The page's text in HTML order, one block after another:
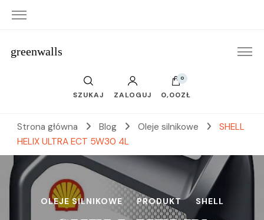
greenwalls
SZUKAJ ZALOGUJ
0
0,00ZŁ
Strona główna Blog Oleje silnikowe
SHELL
HELIX ULTRA ECT 5W30 4L
OLEJE SILNIKOWE PRODUKT SHELL